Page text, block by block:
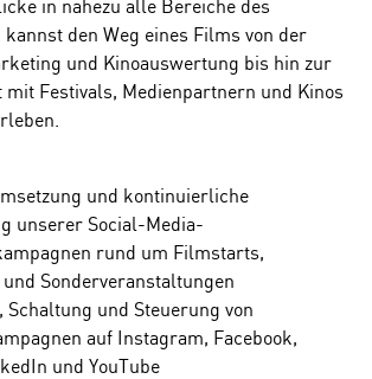
in nahezu alle Bereiche des
den Weg eines Films von der
und Kinoauswertung bis hin zur
mit Festivals, Medienpartnern und Kinos
und kontinuierliche
unserer Social-Media-
rund um Filmstarts,
Sonderveranstaltungen
Schaltung und Steuerung von
auf Instagram, Facebook,
und YouTube